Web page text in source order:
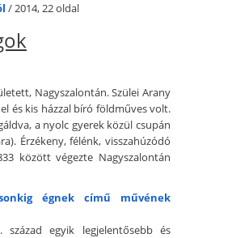
/ 2014, 22 oldal
Nagyszalontán. Szülei Arany
és kis házzal bíró földműves volt.
a nyolc gyerek közül csupán
Érzékeny, félénk, visszahúzódó
között végezte Nagyszalontán
égnek című művének
század egyik legjelentősebb és